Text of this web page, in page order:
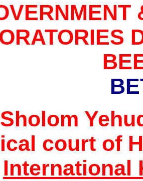
court of
International